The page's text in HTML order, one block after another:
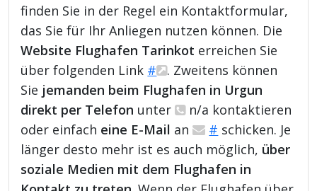
finden Sie in der Regel ein Kontaktformular,
das Sie für Ihr Anliegen nutzen können. Die
Website Flughafen Tarinkot erreichen Sie
über folgenden Link #
. Zweitens können
Sie jemanden beim Flughafen in Urgun
direkt per Telefon unter
n/a kontaktieren
oder einfach eine E-Mail an # schicken. Je
länger desto mehr ist es auch möglich, über
soziale Medien mit dem Flughafen in